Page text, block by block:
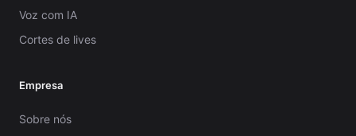
Voz com IA
Cortes de lives
Empresa
Sobre nós